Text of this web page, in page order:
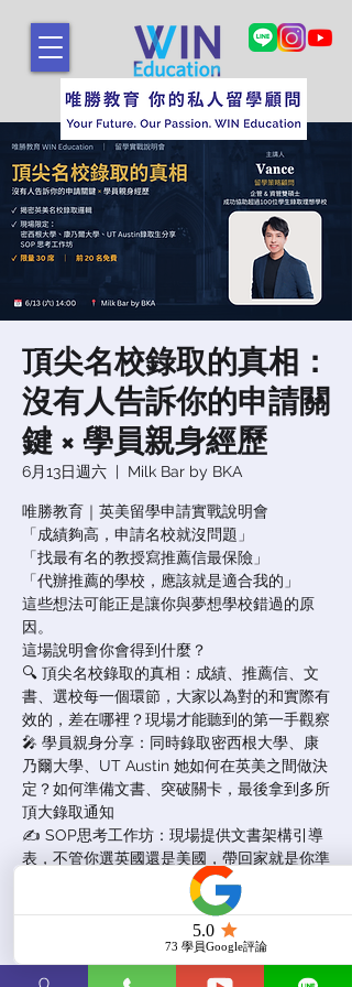
頂尖名校錄取的真相：
沒有人告訴你的申請關
鍵 × 學員親身經歷
6月13日週六
  |
Milk Bar by BKA
唯勝教育｜英美留學申請實戰說明會
「成績夠高，申請名校就沒問題」
「找最有名的教授寫推薦信最保險」
「代辦推薦的學校，應該就是適合我的」
這些想法可能正是讓你與夢想學校錯過的原
因。
這場說明會你會得到什麼？
🔍 頂尖名校錄取的真相：成績、推薦信、文
書、選校每一個環節，大家以為對的和實際有
效的，差在哪裡？現場才能聽到的第一手觀察
🎤 學員親身分享：同時錄取密西根大學、康
乃爾大學、UT Austin 她如何在英美之間做決
定？如何準備文書、突破關卡，最後拿到多所
頂大錄取通知
✍️ SOP思考工作坊：現場提供文書架構引導
表，不管你選英國還是美國，帶回家就是你準
票券未發售
查看其他活動